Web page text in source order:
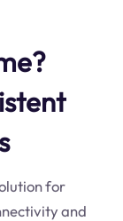
for
and